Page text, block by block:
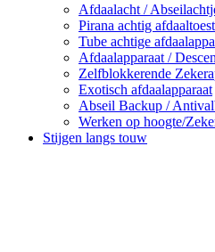
Afdaalacht /
Pirana achtig
Tube achtige
Afdaalapparaat /
Zelfblokkerende
Exotisch afdaalapparaat
Abseil Backup /
Werken op hoogte/
Stijgen langs touw